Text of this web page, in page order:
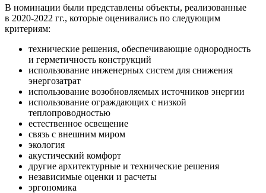
В номинации были представлены объекты, реализованные
в 2020-2022 гг., которые оценивались по следующим
критериям:
технические решения, обеспечивающие однородность
и герметичность конструкций
использование инженерных систем для снижения
энергозатрат
использование возобновляемых источников энергии
использование ограждающих с низкой
теплопроводностью
естественное освещение
связь с внешним миром
экология
акустический комфорт
другие архитектурные и технические решения
независимые оценки и расчеты
эргономика